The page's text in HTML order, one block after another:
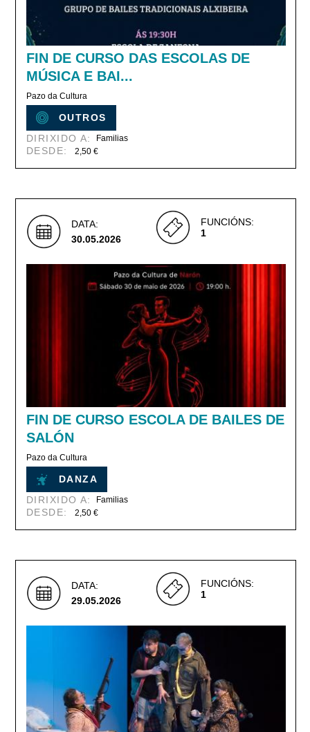
FIN DE CURSO DAS ESCOLAS DE
MÚSICA E BAI...
Pazo da Cultura
OUTROS
DIRIXIDO A:
Familias
DESDE: 2,50 €
DATA:
30.05.2026
FUNCIÓNS:
1
FIN DE CURSO ESCOLA DE BAILES DE
SALÓN
Pazo da Cultura
DANZA
DIRIXIDO A:
Familias
DESDE: 2,50 €
DATA:
29.05.2026
FUNCIÓNS:
1